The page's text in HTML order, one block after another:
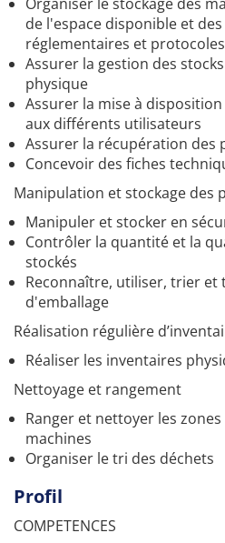
de l'espace disponible et
réglementaires et protocoles
Assurer la gestion des
physique
Assurer la mise à
aux différents utilisateurs
Assurer la récupération des
Concevoir des fiches
Manipulation et stockage des
Manipuler et stocker en
Contrôler la quantité et la
stockés
Reconnaître, utiliser, trier
d'emballage
Réalisation régulière
Réaliser les inventaires
Nettoyage et rangement
Ranger et nettoyer les
machines
Organiser le tri des déchets
Profil
COMPETENCES